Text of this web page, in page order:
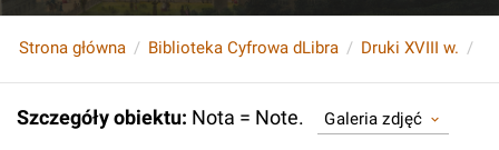
Strona główna Biblioteka Cyfrowa dLibra Druki XVIII w.
Szczegóły obiektu: Nota = Note. Galeria zdjęć